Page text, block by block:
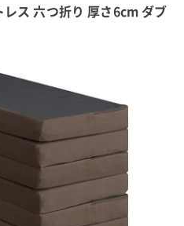
ス 六つ折り 厚さ6cm ダブ